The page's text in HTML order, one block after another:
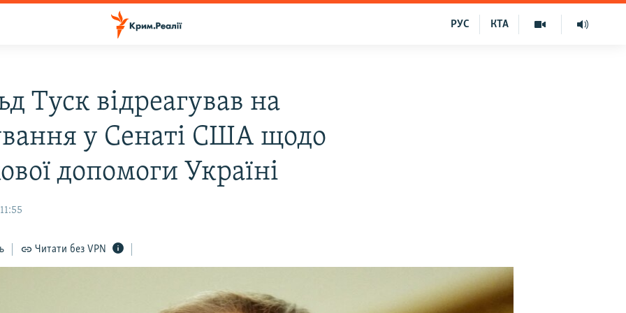
КТА
РУС
Туск відреагував на
у Сенаті США щодо
допомоги Україні
Читати без VPN